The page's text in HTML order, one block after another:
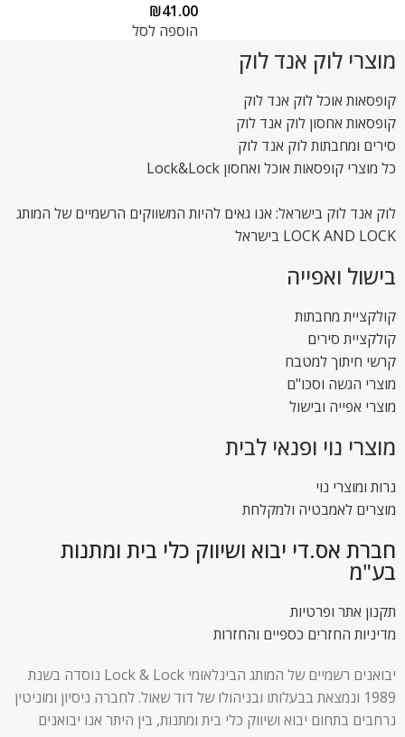
₪41.00
הוספה לסל
מוצרי לוק אנד לוק
קופסאות אוכל לוק אנד לוק
קופסאות אחסון לוק אנד לוק
סירים ומחבתות לוק אנד לוק
כל מוצרי קופסאות אוכל ואחסון Lock&Lock
לוק אנד לוק בישראל: אנו גאים להיות המשווקים הרשמיים של המותג
LOCK AND LOCK בישראל
בישול ואפייה
קולקציית מחבתות
קולקציית סירים
קרשי חיתוך למטבח
מוצרי הגשה וסכו"ם
מוצרי אפייה ובישול
מוצרי נוי ופנאי לבית
נרות ומוצרי נוי
מוצרים לאמבטיה ולמקלחת
חברת אס.די יבוא ושיווק כלי בית ומתנות
בע"מ
תקנון אתר ופרטיות
מדיניות החזרים כספיים והחזרות
יבואנים רשמיים של המותג הבינלאומי Lock & Lock נוסדה בשנת
1989 ונמצאת בבעלותו ובניהולו של דוד שאול. לחברה ניסיון ומוניטין
נרחבים בתחום יבוא ושיווק כלי בית ומתנות, בין היתר אנו יבואנים